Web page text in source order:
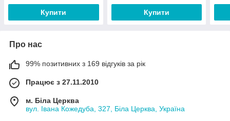
Купити Купити
Про нас
99% позитивних з 169 відгуків за рік
Працює з 27.11.2010
м. Біла Церква
вул. Івана Кожедуба, 327, Біла Церква, Україна